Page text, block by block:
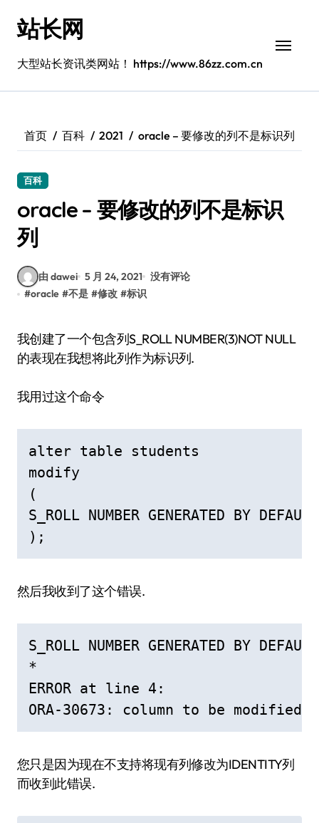
站长网
大型站长资讯类网站！ https://www.86zz.com.cn
首页 百科 2021 oracle – 要修改的列不是标识列
百科
oracle – 要修改的列不是标识
列
由 dawei 5 月 24, 2021 没有评论
#oracle #不是 #修改 #标识
我创建了一个包含列S_ROLL NUMBER(3)NOT NULL
的表现在我想将此列作为标识列.
我用过这个命令
alter table students
modify
(
S_ROLL NUMBER GENERATED BY
);
然后我收到了这个错误.
S_ROLL NUMBER GENERATED BY
*
ERROR at line 4:
ORA-30673: column to be
您只是因为现在不支持将现有列修改为IDENTITY列
而收到此错误.